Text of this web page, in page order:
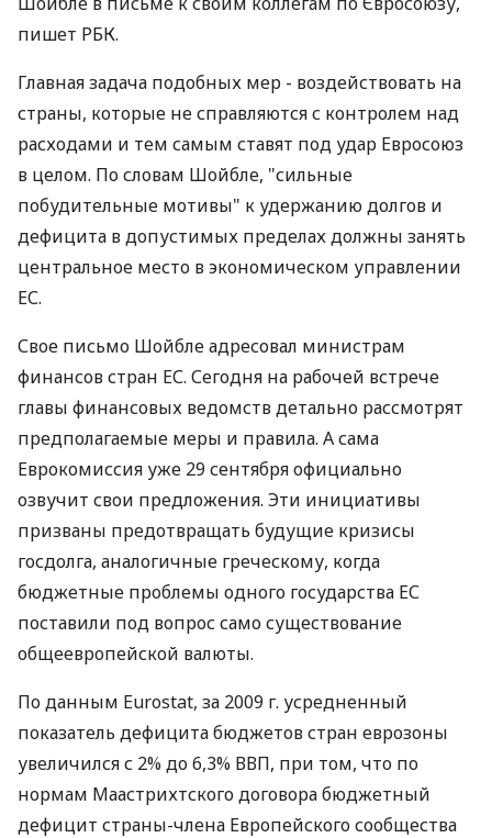
пишет РБК.
Главная задача подобных мер - воздействовать на
страны, которые не справляются с контролем над
расходами и тем самым ставят под удар Евросоюз
в целом. По словам Шойбле, "сильные
побудительные мотивы" к удержанию долгов и
дефицита в допустимых пределах должны занять
центральное место в экономическом управлении
ЕС.
Свое письмо Шойбле адресовал министрам
финансов стран ЕС. Сегодня на рабочей встрече
главы финансовых ведомств детально рассмотрят
предполагаемые меры и правила. А сама
Еврокомиссия уже 29 сентября официально
озвучит свои предложения. Эти инициативы
призваны предотвращать будущие кризисы
госдолга, аналогичные греческому, когда
бюджетные проблемы одного государства ЕС
поставили под вопрос само существование
общеевропейской валюты.
По данным Eurostat, за 2009 г. усредненный
показатель дефицита бюджетов стран еврозоны
увеличился с 2% до 6,3% ВВП, при том, что по
нормам Маастрихтского договора бюджетный
дефицит страны-члена Европейского сообщества